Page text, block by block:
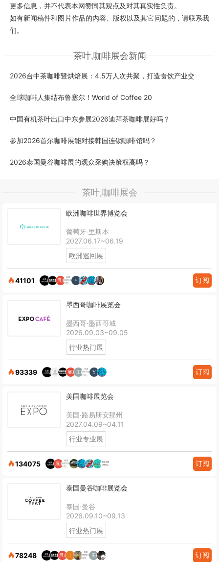
更多信息，并不代表本网赞同其观点及对其真实性负责。
如有新闻稿件和图片作品的内容、版权以及其它问题的，请联系我
们。
茶叶,咖啡展会新闻
2026台中茶咖啡暨烘焙展：4.5万人次共聚，打造食饮产业交
全球咖啡人集结布鲁塞尔！World of Coffee 20
中国有机茶叶出口中东参展2026迪拜茶咖啡展好吗？
参加2026首尔咖啡展能对接韩国连锁咖啡馆吗？
2026泰国曼谷咖啡展的观众采购决策权高吗？
茶叶,咖啡展会
欧洲咖啡世界博览会
葡萄牙·里斯本
2027.06.17~06.19
欧洲巡回展
41101 订阅
墨西哥咖啡展览会
墨西哥·墨西哥城
2026.09.03~09.05
行业热门展
93339 订阅
美国咖啡展览会
美国·路易斯安那州
2027.04.09~04.11
行业专业展
134075 订阅
泰国曼谷咖啡展览会
泰国·曼谷
2026.09.10~09.13
行业热门展
78248 订阅